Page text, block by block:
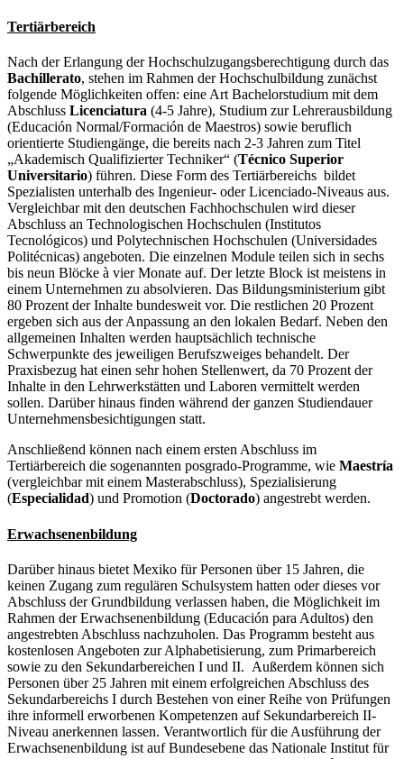
Tertiärbereich
Nach der Erlangung der Hochschulzugangsberechtigung durch das
Bachillerato, stehen im Rahmen der Hochschulbildung zunächst
folgende Möglichkeiten offen: eine Art Bachelorstudium mit dem
Abschluss Licenciatura (4-5 Jahre), Studium zur Lehrerausbildung
(Educación Normal/Formación de Maestros) sowie beruflich
orientierte Studiengänge, die bereits nach 2-3 Jahren zum Titel
„Akademisch Qualifizierter Techniker“ (Técnico Superior
Universitario) führen. Diese Form des Tertiärbereichs bildet
Spezialisten unterhalb des Ingenieur- oder Licenciado-Niveaus aus.
Vergleichbar mit den deutschen Fachhochschulen wird dieser
Abschluss an Technologischen Hochschulen (Institutos
Tecnológicos) und Polytechnischen Hochschulen (Universidades
Politécnicas) angeboten. Die einzelnen Module teilen sich in sechs
bis neun Blöcke à vier Monate auf. Der letzte Block ist meistens in
einem Unternehmen zu absolvieren. Das Bildungsministerium gibt
80 Prozent der Inhalte bundesweit vor. Die restlichen 20 Prozent
ergeben sich aus der Anpassung an den lokalen Bedarf. Neben den
allgemeinen Inhalten werden hauptsächlich technische
Schwerpunkte des jeweiligen Berufszweiges behandelt. Der
Praxisbezug hat einen sehr hohen Stellenwert, da 70 Prozent der
Inhalte in den Lehrwerkstätten und Laboren vermittelt werden
sollen. Darüber hinaus finden während der ganzen Studiendauer
Unternehmensbesichtigungen statt.
Anschließend können nach einem ersten Abschluss im
Tertiärbereich die sogenannten posgrado-Programme, wie Maestría
(vergleichbar mit einem Masterabschluss), Spezialisierung
(Especialidad) und Promotion (Doctorado) angestrebt werden.
Erwachsenenbildung
Darüber hinaus bietet Mexiko für Personen über 15 Jahren, die
keinen Zugang zum regulären Schulsystem hatten oder dieses vor
Abschluss der Grundbildung verlassen haben, die Möglichkeit im
Rahmen der Erwachsenenbildung (Educación para Adultos) den
angestrebten Abschluss nachzuholen. Das Programm besteht aus
kostenlosen Angeboten zur Alphabetisierung, zum Primarbereich
sowie zu den Sekundarbereichen I und II. Außerdem können sich
Personen über 25 Jahren mit einem erfolgreichen Abschluss des
Sekundarbereichs I durch Bestehen von einer Reihe von Prüfungen
ihre informell erworbenen Kompetenzen auf Sekundarbereich II-
Niveau anerkennen lassen. Verantwortlich für die Ausführung der
Erwachsenenbildung ist auf Bundesebene das Nationale Institut für